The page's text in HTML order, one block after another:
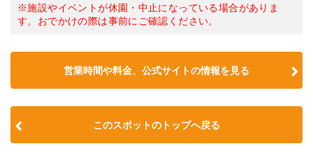
※施設やイベントが休園・中止になっている場合がありま
す。おでかけの際は事前にご確認ください。
営業時間や料金、公式サイトの情報を見る
このスポットのトップへ戻る